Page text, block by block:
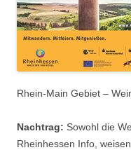
Rhein-Main Gebiet –
Nachtrag: Sowohl die
Rheinhessen Info,